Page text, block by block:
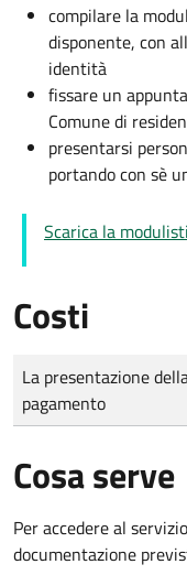
compilare la
disponente, con
identità
fissare un
Comune di
presentarsi
portando con sè
Scarica la
Costi
Tipo di pagamento
Importo
La presentazione
pagamento
Cosa serve
Per accedere al
documentazione